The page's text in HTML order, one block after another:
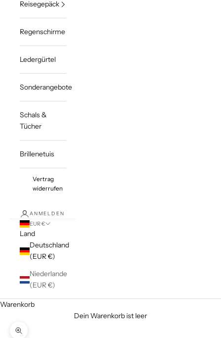
Reisegepäck
Regenschirme
Ledergürtel
Sonderangebote
Schals &
Tücher
Brillenetuis
Vertrag
widerrufen
ANMELDEN
EUR €
Land
Deutschland
(EUR €)
Niederlande
(EUR €)
Warenkorb
Dein Warenkorb ist leer
Bild vergrößern